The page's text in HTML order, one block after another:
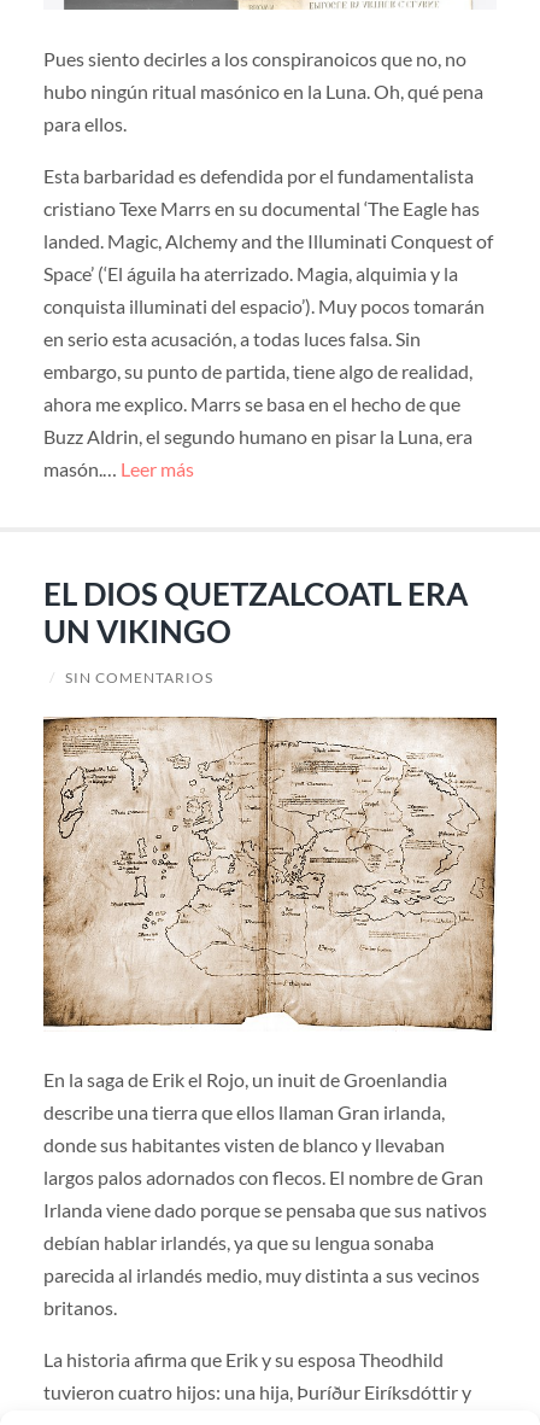
Pues siento decirles a los conspiranoicos que no, no
hubo ningún ritual masónico en la Luna. Oh, qué pena
para ellos.
Esta barbaridad es defendida por el fundamentalista
cristiano Texe Marrs en su documental ‘The Eagle has
landed. Magic, Alchemy and the Illuminati Conquest of
Space’ (‘El águila ha aterrizado. Magia, alquimia y la
conquista illuminati del espacio’). Muy pocos tomarán
en serio esta acusación, a todas luces falsa. Sin
embargo, su punto de partida, tiene algo de realidad,
ahora me explico. Marrs se basa en el hecho de que
Buzz Aldrin, el segundo humano en pisar la Luna, era
masón.… Leer más
EL DIOS QUETZALCOATL ERA
UN VIKINGO
/ SIN COMENTARIOS
En la saga de Erik el Rojo, un inuit de Groenlandia
describe una tierra que ellos llaman Gran irlanda,
donde sus habitantes visten de blanco y llevaban
largos palos adornados con flecos. El nombre de Gran
Irlanda viene dado porque se pensaba que sus nativos
debían hablar irlandés, ya que su lengua sonaba
parecida al irlandés medio, muy distinta a sus vecinos
britanos.
La historia afirma que Erik y su esposa Theodhild
tuvieron cuatro hijos: una hija, Þuríður Eiríksdóttir y